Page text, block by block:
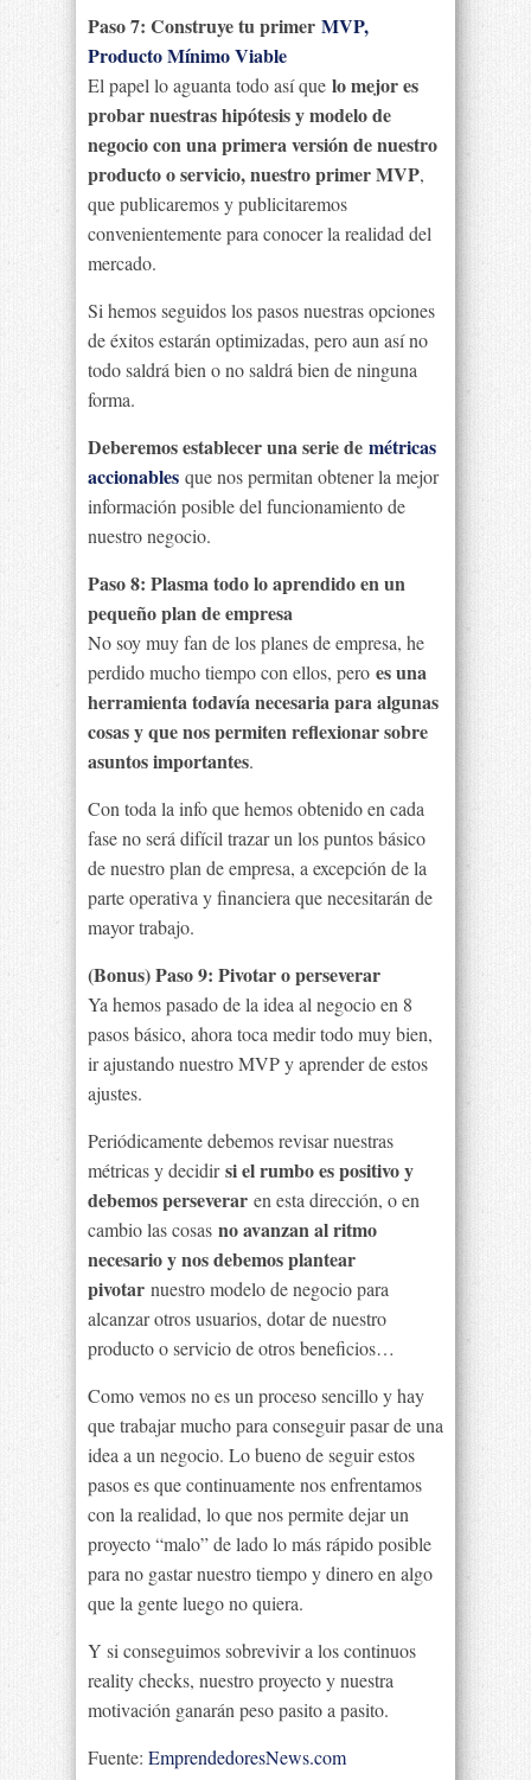
Paso 7: Construye tu primer MVP,
Producto Mínimo Viable
El papel lo aguanta todo así que lo mejor es
probar nuestras hipótesis y modelo de
negocio con una primera versión de nuestro
producto o servicio, nuestro primer MVP,
que publicaremos y publicitaremos
convenientemente para conocer la realidad del
mercado.
Si hemos seguidos los pasos nuestras opciones
de éxitos estarán optimizadas, pero aun así no
todo saldrá bien o no saldrá bien de ninguna
forma.
Deberemos establecer una serie de métricas
accionables que nos permitan obtener la mejor
información posible del funcionamiento de
nuestro negocio.
Paso 8: Plasma todo lo aprendido en un
pequeño plan de empresa
No soy muy fan de los planes de empresa, he
perdido mucho tiempo con ellos, pero es una
herramienta todavía necesaria para algunas
cosas y que nos permiten reflexionar sobre
asuntos importantes.
Con toda la info que hemos obtenido en cada
fase no será difícil trazar un los puntos básico
de nuestro plan de empresa, a excepción de la
parte operativa y financiera que necesitarán de
mayor trabajo.
(Bonus) Paso 9: Pivotar o perseverar
Ya hemos pasado de la idea al negocio en 8
pasos básico, ahora toca medir todo muy bien,
ir ajustando nuestro MVP y aprender de estos
ajustes.
Periódicamente debemos revisar nuestras
métricas y decidirsi el rumbo es positivo y
debemos perseverar en esta dirección, o en
cambio las cosas no avanzan al ritmo
necesario y nos debemos plantear
pivotar nuestro modelo de negocio para
alcanzar otros usuarios, dotar de nuestro
producto o servicio de otros beneficios…
Como vemos no es un proceso sencillo y hay
que trabajar mucho para conseguir pasar de una
idea a un negocio. Lo bueno de seguir estos
pasos es que continuamente nos enfrentamos
con la realidad, lo que nos permite dejar un
proyecto “malo” de lado lo más rápido posible
para no gastar nuestro tiempo y dinero en algo
que la gente luego no quiera.
Y si conseguimos sobrevivir a los continuos
reality checks, nuestro proyecto y nuestra
motivación ganarán peso pasito a pasito.
Fuente: EmprendedoresNews.com